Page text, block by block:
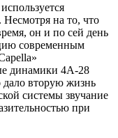
на то, что
он и по сей день
современным
»
динамики 4А-28
дало вторую жизнь
системы звучание
при